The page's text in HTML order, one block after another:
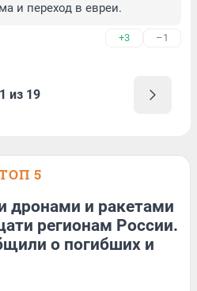
и переход в евреи.
+3 –1
1 из 19
5
дронами и ракетами
регионам России.
о погибших и